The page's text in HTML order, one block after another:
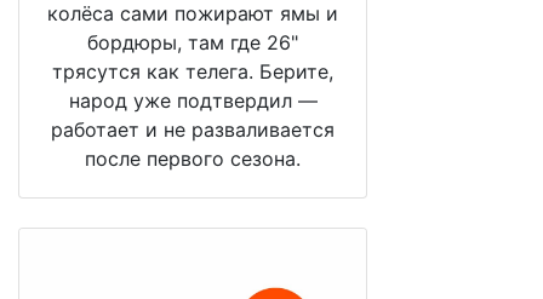
колёса сами пожирают ямы и
бордюры, там где 26"
трясутся как телега. Берите,
народ уже подтвердил —
работает и не разваливается
после первого сезона.